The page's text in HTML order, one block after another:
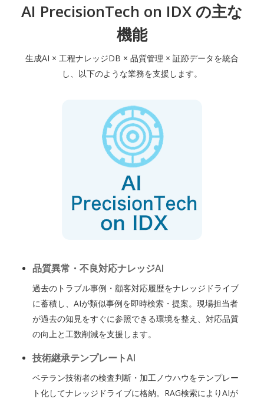
AI PrecisionTech on IDX の主な
機能
生成AI × 工程ナレッジDB × 品質管理 × 証跡データを統合
し、以下のような業務を支援します。
品質異常・不良対応ナレッジAI
過去のトラブル事例・顧客対応履歴をナレッジドライブ
に蓄積し、AIが類似事例を即時検索・提案。現場担当者
が過去の知見をすぐに参照できる環境を整え、対応品質
の向上と工数削減を支援します。
技術継承テンプレートAI
ベテラン技術者の検査判断・加工ノウハウをテンプレー
ト化してナレッジドライブに格納。RAG検索によりAIが